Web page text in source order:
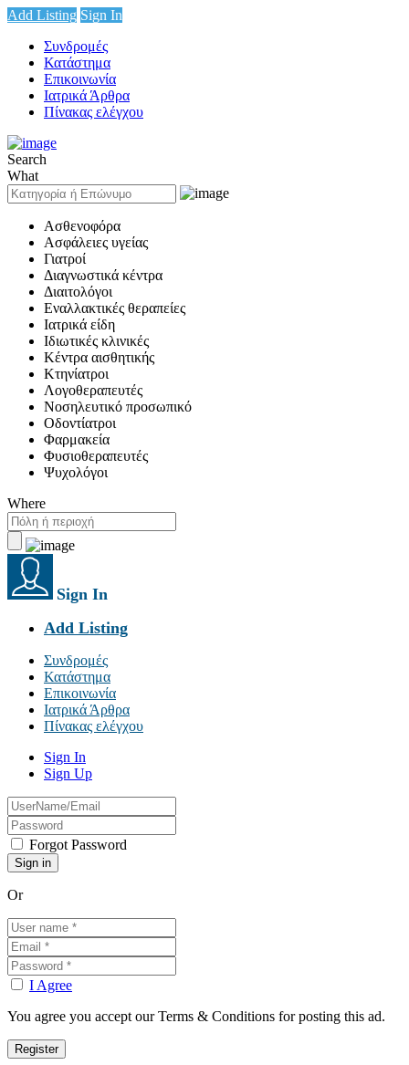
Add Listing Sign In
Συνδρομές
Κατάστημα
Επικοινωνία
Ιατρικά Άρθρα
Πίνακας ελέγχου
Search
What
Ασθενοφόρα
Ασφάλειες υγείας
Γιατροί
Διαγνωστικά κέντρα
Διαιτολόγοι
Εναλλακτικές θεραπείες
Ιατρικά είδη
Ιδιωτικές κλινικές
Κέντρα αισθητικής
Κτηνίατροι
Λογοθεραπευτές
Νοσηλευτικό προσωπικό
Οδοντίατροι
Φαρμακεία
Φυσιοθεραπευτές
Ψυχολόγοι
Where
Sign In
Add Listing
Συνδρομές
Κατάστημα
Επικοινωνία
Ιατρικά Άρθρα
Πίνακας ελέγχου
Sign In
Sign Up
Forgot Password
Or
I Agree
You agree you accept our Terms & Conditions for posting this ad.